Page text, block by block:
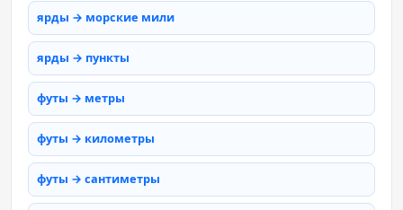
ярды → морские мили
ярды → пункты
футы → метры
футы → километры
футы → сантиметры